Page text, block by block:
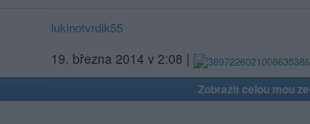
lukinotvrdik55
19. března 2014 v 2:08 |
Zobrazit celou mou